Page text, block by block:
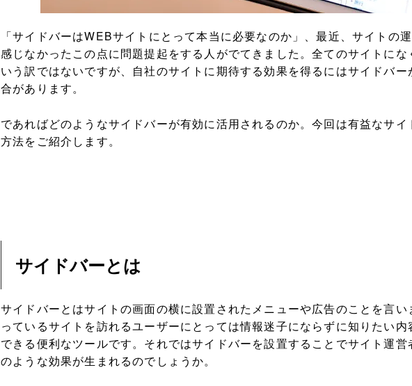
「サイドバーはWEBサイトにとって本当に必要なのか」、最近、サイトの
感じなかったこの点に問題提起をする人がでてきました。全てのサイトにな
いう訳ではないですが、自社のサイトに期待する効果を得るにはサイドバ
合があります。
であればどのようなサイドバーが有効に活用されるのか。今回は有益なサ
方法をご紹介します。
サイドバーとは
サイドバーとはサイトの画面の横に設置されたメニューや広告のことを言い
っているサイトを訪れるユーザーにとっては情報迷子にならずに知りたい
できる便利なツールです。それではサイドバーを設置することでサイト運
のような効果が生まれるのでしょうか。